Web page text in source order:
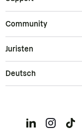
Community
Juristen
Deutsch